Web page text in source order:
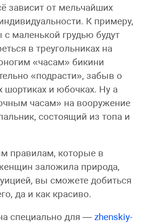
зависит от мельчайших
К примеру,
маленькой грудью будут
в треугольниках на
«часам» бикини
«подрасти», забыв о
и юбочках. Ну а
часам» на вооружение
состоящий из топа и
правилам, которые в
заложила природа,
вы сможете добиться
да и как красиво.
специально для — zhenskiy-